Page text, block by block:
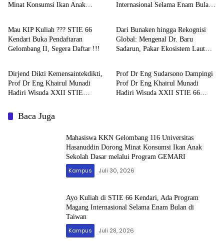
Minat Konsumsi Ikan Anak
Internasional Selama Enam Bulan
Kampus
Mau KIP Kuliah ??? STIE 66
Kendari Buka Pendaftaran
Gelombang II, Segera Daftar !!!
Kampus
Dari Bunaken hingga Rekognisi
Global: Mengenal Dr. Baru
Sadarun, Pakar Ekosistem Laut
Kampus
Dirjend Dikti Kemensaintekdikti,
Prof Dr Eng Khairul Munadi
Hadiri Wisuda XXII STIE
Belajar
Kampus
Prof Dr Eng Sudarsono Dampingi
Prof Dr Eng Khairul Munadi
Hadiri Wisuda XXII STIE 66
Baca Juga
Mahasiswa KKN Gelombang 116 Universitas
Hasanuddin Dorong Minat Konsumsi Ikan Anak
Sekolah Dasar melalui Program GEMARI
Kampus Juli 30, 2026
Ayo Kuliah di STIE 66 Kendari, Ada Program
Magang Internasional Selama Enam Bulan di
Taiwan
Kampus Juli 28, 2026